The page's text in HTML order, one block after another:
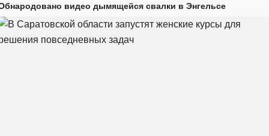
видео дымящейся свалки в Энгельсе